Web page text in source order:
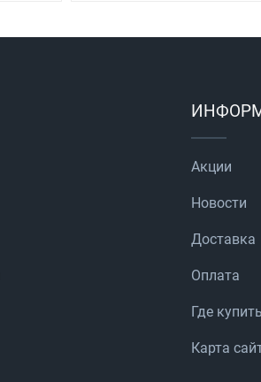
Акции
Новости
Доставка
Оплата
Где купить
Карта